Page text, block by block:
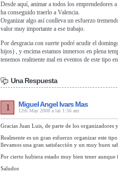
Desde aquí, animar a todos los emprendedores
ha conseguido traerlo a Valencia.
Organizar algo así conlleva un esfuerzo
valor muy importante a ese trabajo.
Por desgracia con suerte podré acudir el
hijos) , y encima estamos inmersos en plena
tenemos realmente mal en eventos de este tipo
Una Respuesta
Miguel Angel Ivars Mas
12th May 2008 a las 1:56 am
1
Gracias Juan Luis, de parte de los organizadores
Realmente es un gran esfuerzo organizar este
llevamos una gran satisfacción y un muy buen
Por cierto hubiera estado muy bien tener
Saludos